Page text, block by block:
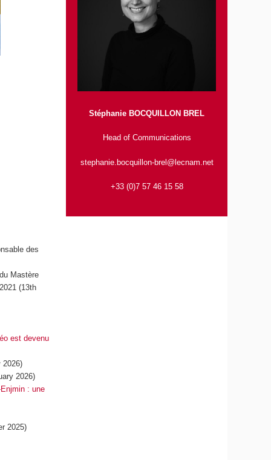
des
Mastère
(13th
est devenu
2026)
: une
2025)
Stéphanie BOCQUILLON BREL
Head of Communications
stephanie.bocquillon-brel@lecnam.net
+33 (0)7 57 46 15 58